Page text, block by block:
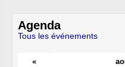
Agenda
Tous les événements
«